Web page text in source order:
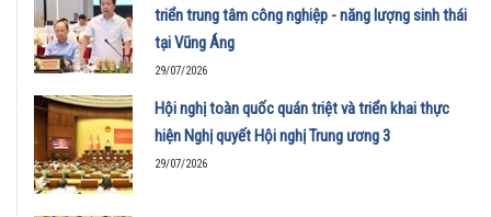
triển trung tâm công nghiệp - năng lượng sinh thái
tại Vũng Áng
29/07/2026
Hội nghị toàn quốc quán triệt và triển khai thực
hiện Nghị quyết Hội nghị Trung ương 3
29/07/2026